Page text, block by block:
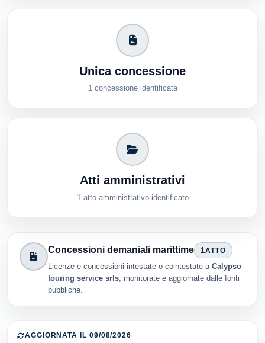
Unica concessione
1 concessione identificata
Atti amministrativi
1 atto amministrativo identificato
Concessioni demaniali marittime 1 ATTO
Licenze e concessioni intestate o cointestate a Calypso
touring service srls , monitorate e aggiornate dalle fonti
pubbliche.
AGGIORNATA IL 09/08/2026